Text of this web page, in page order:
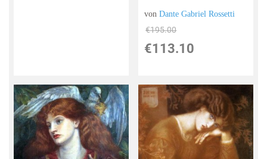
vonDante Gabriel Rossetti
€195.00
€113.10